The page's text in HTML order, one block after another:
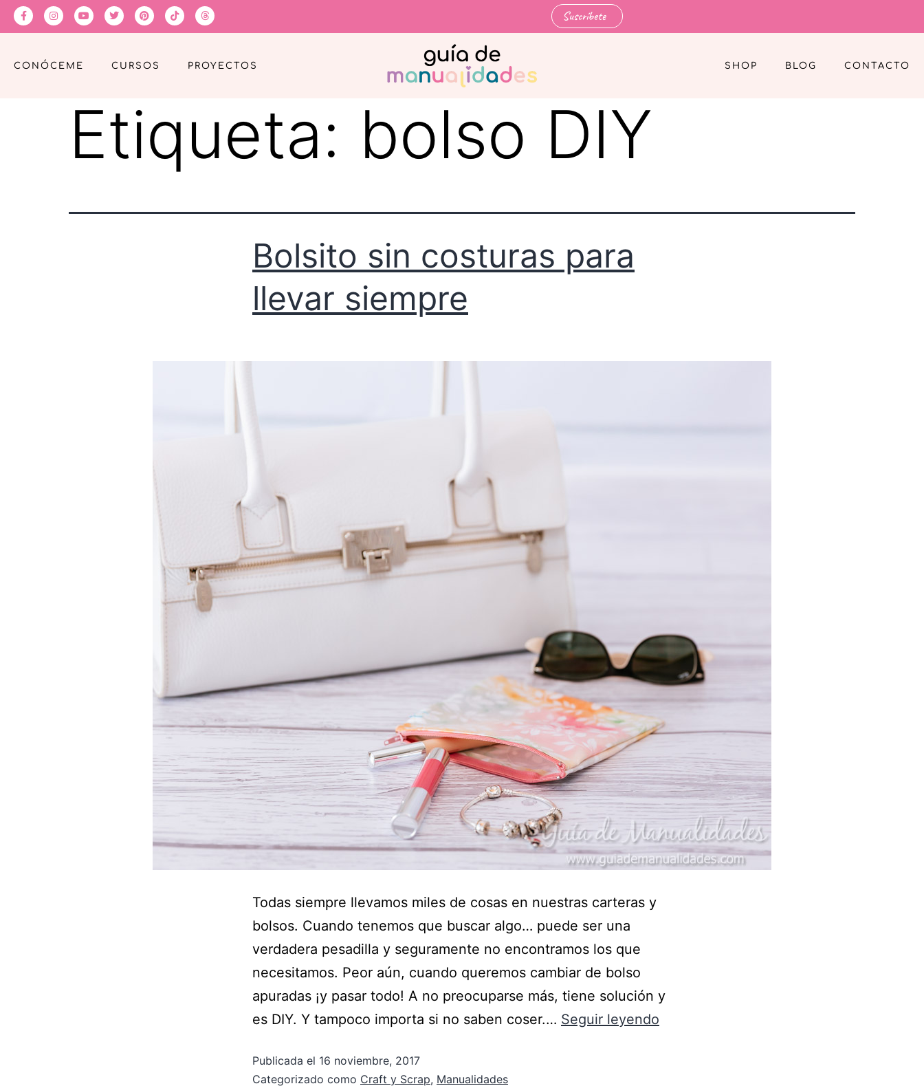
Suscríbete
CONÓCEME CURSOS PROYECTOS SHOP BLOG CONTACTO
Etiqueta: bolso DIY
Bolsito sin costuras para
llevar siempre
Todas siempre llevamos miles de cosas en nuestras carteras y
bolsos. Cuando tenemos que buscar algo… puede ser una
verdadera pesadilla y seguramente no encontramos los que
necesitamos. Peor aún, cuando queremos cambiar de bolso
apuradas ¡y pasar todo! A no preocuparse más, tiene solución y
es DIY. Y tampoco importa si no saben coser.… Seguir leyendo
Publicada el 16 noviembre, 2017
Categorizado como Craft y Scrap, Manualidades